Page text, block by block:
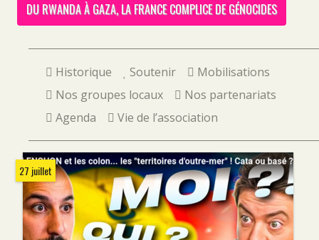
DU RWANDA À GAZA, LA FRANCE COMPLICE DE GÉNOCIDES
Historique Soutenir
Mobilisations
Nos groupes locaux
Nos partenariats
Agenda
Vie de l’association
27 juillet